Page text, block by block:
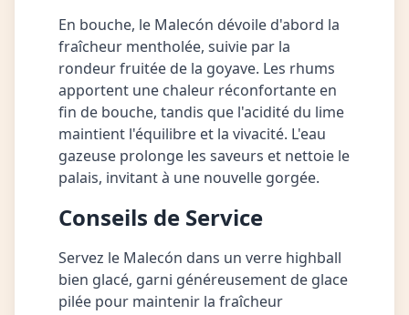
En bouche, le Malecón dévoile d'abord la
fraîcheur mentholée, suivie par la
rondeur fruitée de la goyave. Les rhums
apportent une chaleur réconfortante en
fin de bouche, tandis que l'acidité du lime
maintient l'équilibre et la vivacité. L'eau
gazeuse prolonge les saveurs et nettoie le
palais, invitant à une nouvelle gorgée.
Conseils de Service
Servez le Malecón dans un verre highball
bien glacé, garni généreusement de glace
pilée pour maintenir la fraîcheur